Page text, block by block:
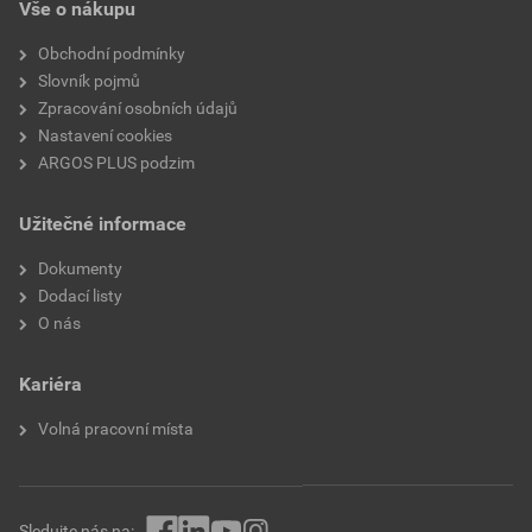
S průzorem
Vše o nákupu
Obchodní podmínky
Slovník pojmů
Zpracování osobních údajů
Nastavení cookies
ARGOS PLUS podzim
Užitečné informace
Dokumenty
Dodací listy
O nás
Kariéra
Volná pracovní místa